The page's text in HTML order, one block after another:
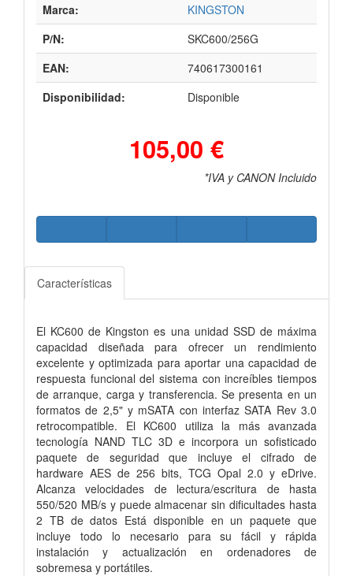
Marca:
KINGSTON
P/N:
SKC600/256G
EAN:
740617300161
Disponibilidad:
Disponible
105,00 €
*IVA y CANON Incluido
Características
El KC600 de Kingston es una unidad SSD de máxima
capacidad diseñada para ofrecer un rendimiento
excelente y optimizada para aportar una capacidad de
respuesta funcional del sistema con increíbles tiempos
de arranque, carga y transferencia. Se presenta en un
formatos de 2,5" y mSATA con interfaz SATA Rev 3.0
retrocompatible. El KC600 utiliza la más avanzada
tecnología NAND TLC 3D e incorpora un sofisticado
paquete de seguridad que incluye el cifrado de
hardware AES de 256 bits, TCG Opal 2.0 y eDrive.
Alcanza velocidades de lectura/escritura de hasta
550/520 MB/s y puede almacenar sin dificultades hasta
2 TB de datos Está disponible en un paquete que
incluye todo lo necesario para su fácil y rápida
instalación y actualización en ordenadores de
sobremesa y portátiles.